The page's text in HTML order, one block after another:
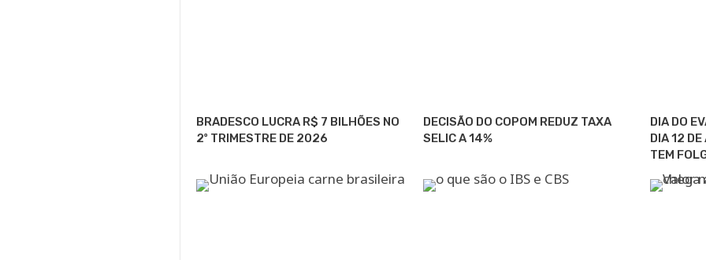
BRADESCO LUCRA R$ 7 BILHÕES NO
2º TRIMESTRE DE 2026
DECISÃO DO COPOM REDUZ TAXA
SELIC A 14%
DIA DO
DIA 12
TEM